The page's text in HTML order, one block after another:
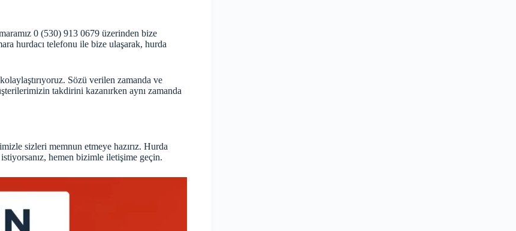
0 (530) 913 0679 üzerinden bize
hurdacı telefonu ile bize ulaşarak, hurda
Sözü verilen zamanda ve
takdirini kazanırken aynı zamanda
sizleri memnun etmeye hazırız. Hurda
hemen bizimle iletişime geçin.